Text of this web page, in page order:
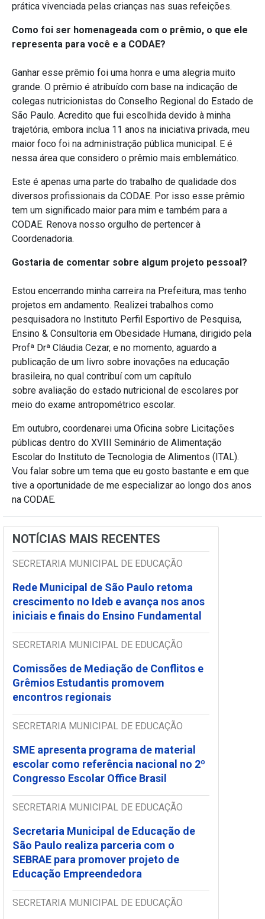
prática vivenciada pelas crianças nas suas refeições.
Como foi ser homenageada com o prêmio, o que ele
representa para você e a CODAE?
Ganhar esse prêmio foi uma honra e uma alegria muito
grande. O prêmio é atribuído com base na indicação de
colegas nutricionistas do Conselho Regional do Estado de
São Paulo. Acredito que fui escolhida devido à minha
trajetória, embora inclua 11 anos na iniciativa privada, meu
maior foco foi na administração pública municipal. E é
nessa área que considero o prêmio mais emblemático.
Este é apenas uma parte do trabalho de qualidade dos
diversos profissionais da CODAE. Por isso esse prêmio
tem um significado maior para mim e também para a
CODAE. Renova nosso orgulho de pertencer à
Coordenadoria.
Gostaria de comentar sobre algum projeto pessoal?
Estou encerrando minha carreira na Prefeitura, mas tenho
projetos em andamento. Realizei trabalhos como
pesquisadora no Instituto Perfil Esportivo de Pesquisa,
Ensino & Consultoria em Obesidade Humana, dirigido pela
Profª Drª Cláudia Cezar, e no momento, aguardo a
publicação de um livro sobre inovações na educação
brasileira, no qual contribuí com um capítulo
sobre avaliação do estado nutricional de escolares por
meio do exame antropométrico escolar.
Em outubro, coordenarei uma Oficina sobre Licitações
públicas dentro do XVIII Seminário de Alimentação
Escolar do Instituto de Tecnologia de Alimentos (ITAL).
Vou falar sobre um tema que eu gosto bastante e em que
tive a oportunidade de me especializar ao longo dos anos
na CODAE.
NOTÍCIAS MAIS RECENTES
SECRETARIA MUNICIPAL DE EDUCAÇÃO
Rede Municipal de São Paulo retoma
crescimento no Ideb e avança nos anos
iniciais e finais do Ensino Fundamental
SECRETARIA MUNICIPAL DE EDUCAÇÃO
Comissões de Mediação de Conflitos e
Grêmios Estudantis promovem
encontros regionais
SECRETARIA MUNICIPAL DE EDUCAÇÃO
SME apresenta programa de material
escolar como referência nacional no 2º
Congresso Escolar Office Brasil
SECRETARIA MUNICIPAL DE EDUCAÇÃO
Secretaria Municipal de Educação de
São Paulo realiza parceria com o
SEBRAE para promover projeto de
Educação Empreendedora
SECRETARIA MUNICIPAL DE EDUCAÇÃO